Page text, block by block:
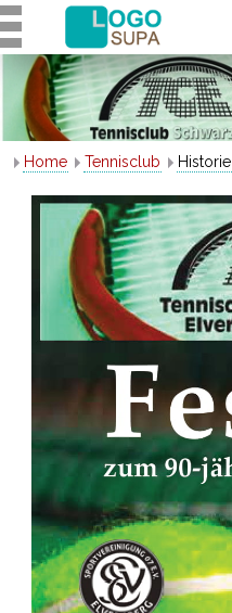
Home Tennisclub Historie